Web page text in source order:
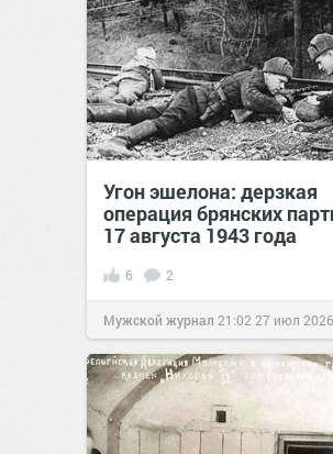
Угон эшелона: дерзкая
операция брянских
17 августа 1943 года
6 2
Мужской журнал 21:02 27 июл 2026